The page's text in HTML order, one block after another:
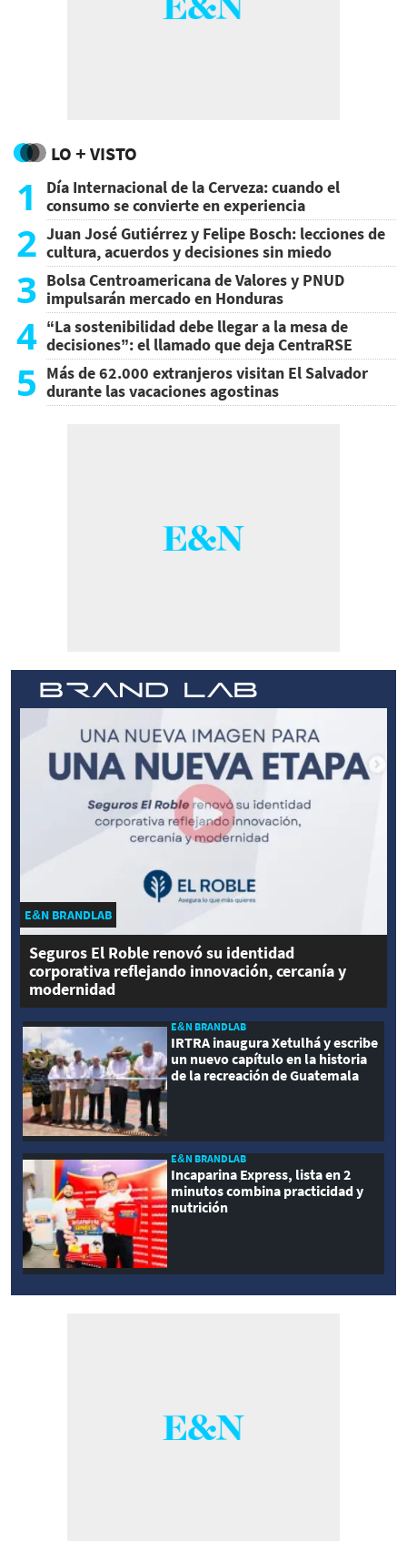
LO + VISTO
1
Día Internacional de la Cerveza: cuando el
consumo se convierte en experiencia
2 Juan José Gutiérrez y Felipe Bosch: lecciones de
cultura, acuerdos y decisiones sin miedo
3 Bolsa Centroamericana de Valores y PNUD
impulsarán mercado en Honduras
4 “La sostenibilidad debe llegar a la mesa de
decisiones”: el llamado que deja CentraRSE
5 Más de 62.000 extranjeros visitan El Salvador
durante las vacaciones agostinas
E&N BRANDLAB
Seguros El Roble renovó su identidad
corporativa reflejando innovación, cercanía y
modernidad
E&N BRANDLAB
IRTRA inaugura Xetulhá y escribe
un nuevo capítulo en la historia
de la recreación de Guatemala
E&N BRANDLAB
Incaparina Express, lista en 2
minutos combina practicidad y
nutrición